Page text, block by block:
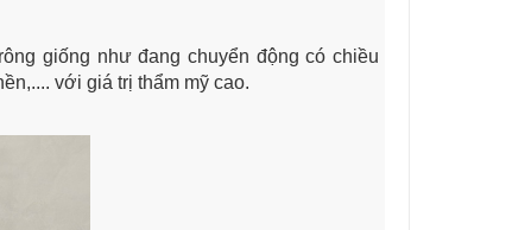
giống như đang chuyển động có chiều
với giá trị thẩm mỹ cao.